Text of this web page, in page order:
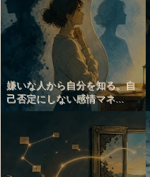
嫌いな人から自分を知る。自
己否定にしない感情マネ...